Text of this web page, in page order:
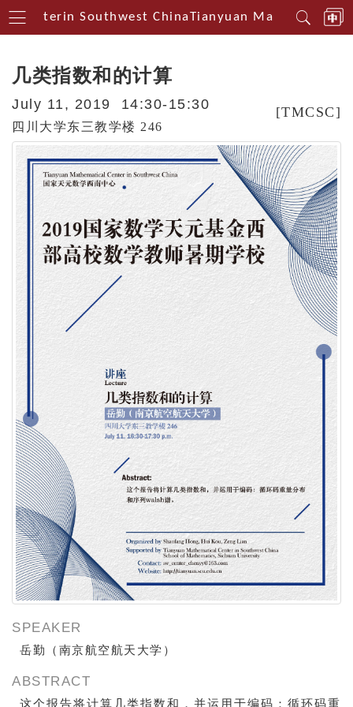
Centerin Southwest ChinaTianyuan Mathematical
几类指数和的计算
[TMCSC]
July 11, 2019 14:30-15:30
四川大学东三教学楼 246
SPEAKER
岳勤（南京航空航天大学）
ABSTRACT
这个报告将计算几类指数和，并运用于编码：循环码重